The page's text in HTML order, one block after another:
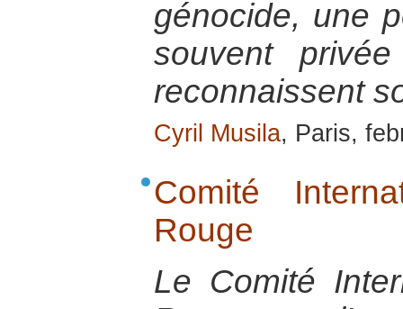
génocide, une
souvent
reconnaissent
Cyril Musila, Paris,
Comité
Rouge
Le Comité